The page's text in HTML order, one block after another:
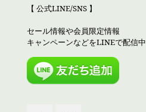
【 公式LINE/SNS 】
セール情報や会員限定情報
キャンペーンなどをLINEで配信中